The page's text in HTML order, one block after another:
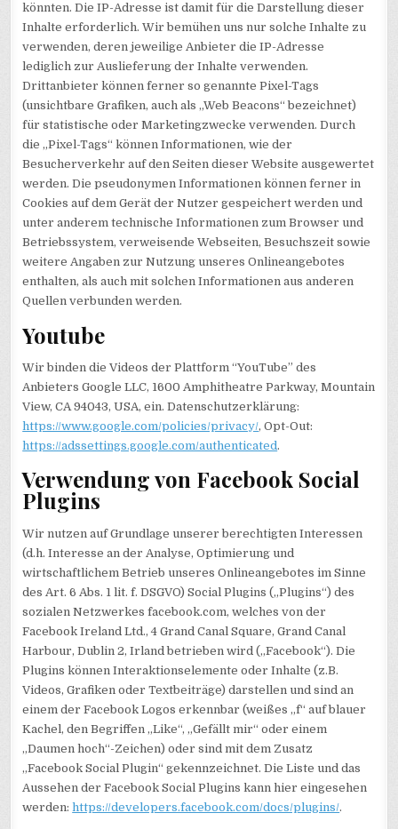
könnten. Die IP-Adresse ist damit für die Darstellung dieser
Inhalte erforderlich. Wir bemühen uns nur solche Inhalte zu
verwenden, deren jeweilige Anbieter die IP-Adresse
lediglich zur Auslieferung der Inhalte verwenden.
Drittanbieter können ferner so genannte Pixel-Tags
(unsichtbare Grafiken, auch als „Web Beacons“ bezeichnet)
für statistische oder Marketingzwecke verwenden. Durch
die „Pixel-Tags“ können Informationen, wie der
Besucherverkehr auf den Seiten dieser Website ausgewertet
werden. Die pseudonymen Informationen können ferner in
Cookies auf dem Gerät der Nutzer gespeichert werden und
unter anderem technische Informationen zum Browser und
Betriebssystem, verweisende Webseiten, Besuchszeit sowie
weitere Angaben zur Nutzung unseres Onlineangebotes
enthalten, als auch mit solchen Informationen aus anderen
Quellen verbunden werden.
Youtube
Wir binden die Videos der Plattform “YouTube” des
Anbieters Google LLC, 1600 Amphitheatre Parkway, Mountain
View, CA 94043, USA, ein. Datenschutzerklärung:
https://www.google.com/policies/privacy/, Opt-Out:
https://adssettings.google.com/authenticated .
Verwendung von Facebook Social
Plugins
Wir nutzen auf Grundlage unserer berechtigten Interessen
(d.h. Interesse an der Analyse, Optimierung und
wirtschaftlichem Betrieb unseres Onlineangebotes im Sinne
des Art. 6 Abs. 1 lit. f. DSGVO) Social Plugins („Plugins“) des
sozialen Netzwerkes facebook.com, welches von der
Facebook Ireland Ltd., 4 Grand Canal Square, Grand Canal
Harbour, Dublin 2, Irland betrieben wird („Facebook“). Die
Plugins können Interaktionselemente oder Inhalte (z.B.
Videos, Grafiken oder Textbeiträge) darstellen und sind an
einem der Facebook Logos erkennbar (weißes „f“ auf blauer
Kachel, den Begriffen „Like“, „Gefällt mir“ oder einem
„Daumen hoch“-Zeichen) oder sind mit dem Zusatz
„Facebook Social Plugin“ gekennzeichnet. Die Liste und das
Aussehen der Facebook Social Plugins kann hier eingesehen
werden:https://developers.facebook.com/docs/plugins/.